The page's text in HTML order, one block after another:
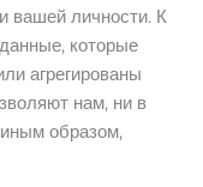
вашей личности. К
которые
агрегированы
нам, ни в
образом,